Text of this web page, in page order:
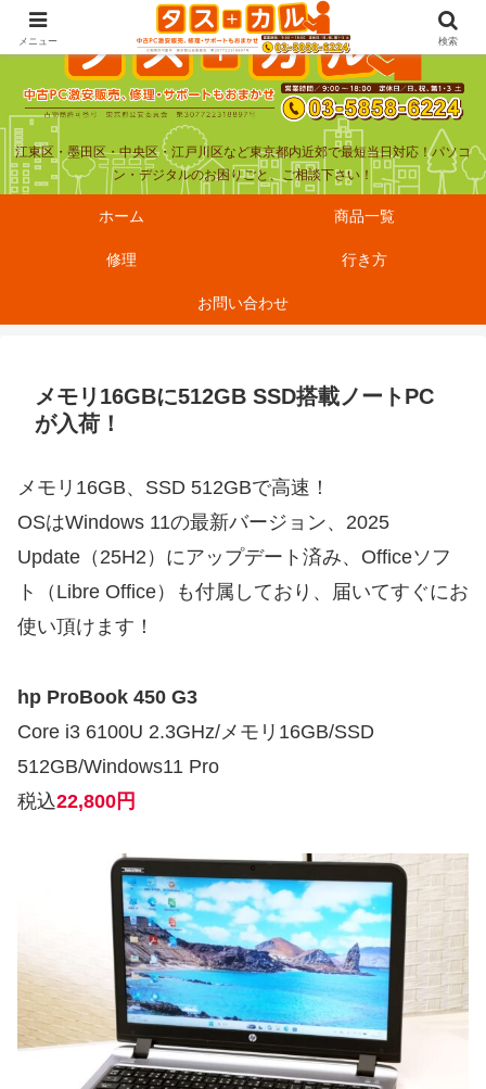
江東区・墨田区・中央区・江戸川区など東京都内近郊で最短当日対応！パソコ
ン・デジタルのお困りごと、ご相談下さい！
ホーム 商品一覧
修理 行き方
お問い合わせ
メモリ16GBに512GB SSD搭載ノートPC
が入荷！
メモリ16GB、SSD 512GBで高速！
OSはWindows 11の最新バージョン、2025
Update（25H2）にアップデート済み、Officeソフ
ト（Libre Office）も付属しており、届いてすぐにお
使い頂けます！
hp ProBook 450 G3
Core i3 6100U 2.3GHz/メモリ16GB/SSD
512GB/Windows11 Pro
税込22,800円
メニュー 検索